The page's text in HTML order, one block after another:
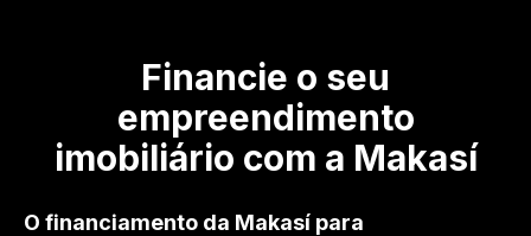
Financie o seu
empreendimento
imobiliário com a Makasí
O financiamento da Makasí para